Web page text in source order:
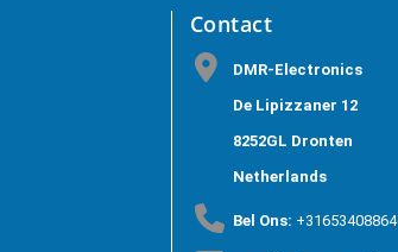
Contact
DMR-Electronics
De Lipizzaner 12
8252GL Dronten
Netherlands
Bel Ons: +31653408864